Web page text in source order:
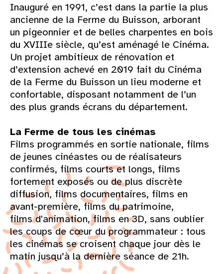
Inauguré en 1991, c’est dans la partie la plus
ancienne de la Ferme du Buisson, arborant
un pigeonnier et de belles charpentes en bois
du XVIIIe siècle, qu’est aménagé le Cinéma.
Un projet ambitieux de rénovation et
d’extension achevé en 2019 fait du Cinéma
de la Ferme du Buisson un lieu moderne et
confortable, disposant notamment de l’un
des plus grands écrans du département.
La Ferme de tous les cinémas
Films programmés en sortie nationale, films
de jeunes cinéastes ou de réalisateurs
confirmés, films courts et longs, films
fortement exposés ou de plus discrète
diffusion, films documentaires, films en
avant-première, films du patrimoine,
films d'animation, films en 3D, sans oublier
les coups de cœur du programmateur : tous
les cinémas se croisent chaque jour dès le
matin jusqu’à la dernière séance de 21h.